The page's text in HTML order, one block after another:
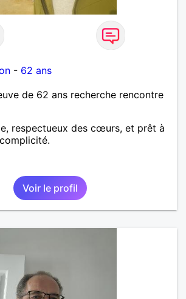
- 62 ans
de 62 ans recherche rencontre
respectueux des cœurs, et prêt à
Voir le profil